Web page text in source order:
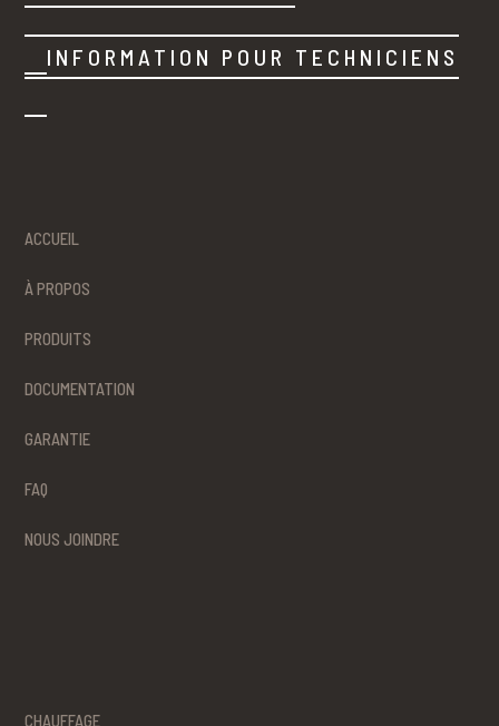
INFORMATION POUR TECHNICIENS
ACCUEIL
À PROPOS
PRODUITS
DOCUMENTATION
GARANTIE
FAQ
NOUS JOINDRE
CHAUFFAGE